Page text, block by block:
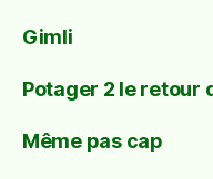
Gimli
Potager 2 le retour
Même pas cap